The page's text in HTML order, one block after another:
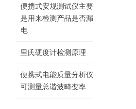
便携式安规测试仪主要
是用来检测产品是否漏
电
里氏硬度计检测原理
便携式电能质量分析仪
可测量总谐波畸变率